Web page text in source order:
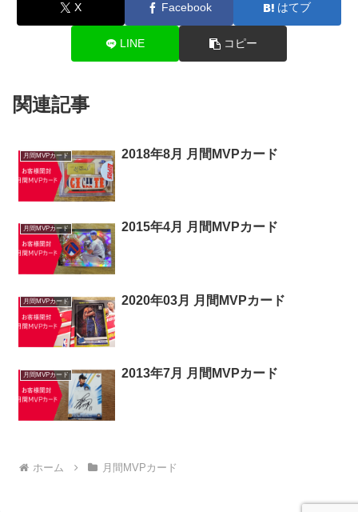
X Facebook はてブ
LINE コピー
関連記事
月間MVPカード 2018年8月 月間MVPカード
月間MVPカード 2015年4月 月間MVPカード
月間MVPカード 2020年03月 月間MVPカード
月間MVPカード 2013年7月 月間MVPカード
ホーム 月間MVPカード